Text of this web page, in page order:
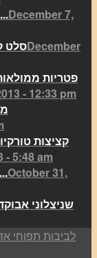
מאפה רטטוי עם ירקות צלויים וגבינה...December 7,
סלטDecember
פטריות
- 12:33 pm
קציצות
- 5:48 am
הסוף לעוף- אוסף מתכונים טבעוניים...October 31,
שניצלוני